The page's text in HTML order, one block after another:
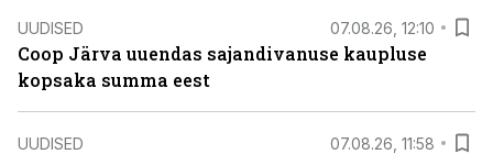
UUDISED 07.08.26, 12:10
Coop Järva uuendas sajandivanuse kaupluse
kopsaka summa eest
UUDISED 07.08.26, 11:58